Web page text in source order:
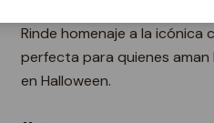
Rinde homenaje a la icónica
perfecta para quienes
en Halloween.